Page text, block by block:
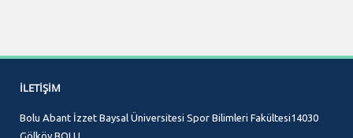
İLETIŞIM
Bolu Abant İzzet Baysal Üniversitesi Spor Bilimleri Fakültesi14030
Gölköy BOLU